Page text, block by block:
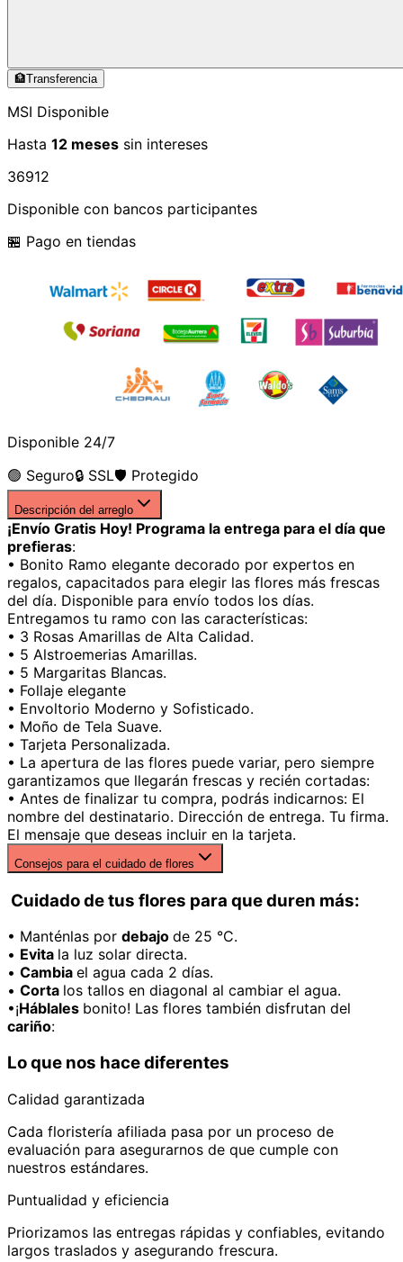
🏦Transferencia
MSI Disponible
Hasta 12 meses sin intereses
36912
Disponible con bancos participantes
🏪 Pago en tiendas
Disponible 24/7
🟢 Seguro🔒 SSL🛡️ Protegido
Descripción del arreglo
¡Envío Gratis Hoy! Programa la entrega para el día que
prefieras:
• Bonito Ramo elegante decorado por expertos en
regalos, capacitados para elegir las flores más frescas
del día. Disponible para envío todos los días.
Entregamos tu ramo con las características:
• 3 Rosas Amarillas de Alta Calidad.
• 5 Alstroemerias Amarillas.
• 5 Margaritas Blancas.
• Follaje elegante
• Envoltorio Moderno y Sofisticado.
• Moño de Tela Suave.
• Tarjeta Personalizada.
• La apertura de las flores puede variar, pero siempre
garantizamos que llegarán frescas y recién cortadas:
• Antes de finalizar tu compra, podrás indicarnos: El
nombre del destinatario. Dirección de entrega. Tu firma.
El mensaje que deseas incluir en la tarjeta.
Consejos para el cuidado de flores
Cuidado de tus flores para que duren más:
• Manténlas por debajo de 25 °C.
• Evita la luz solar directa.
• Cambia el agua cada 2 días.
• Corta los tallos en diagonal al cambiar el agua.
•¡Háblales bonito! Las flores también disfrutan del
cariño:
Lo que nos hace diferentes
Calidad garantizada
Cada floristería afiliada pasa por un proceso de
evaluación para asegurarnos de que cumple con
nuestros estándares.
Puntualidad y eficiencia
Priorizamos las entregas rápidas y confiables, evitando
largos traslados y asegurando frescura.